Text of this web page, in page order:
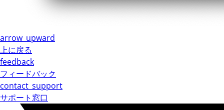
arrow_upward
上に戻る
feedback
フィードバック
contact_support
サポート窓口